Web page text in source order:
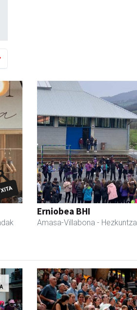
Erniobea BHI
Amasa-Villabona - Hezkuntza